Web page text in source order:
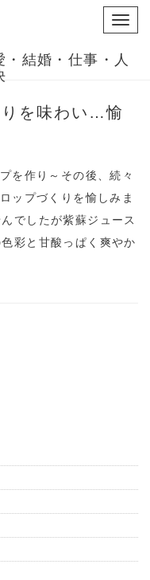
結婚・仕事・人
を味わい…愉
を作り～その後、続々
ップづくりを愉しみま
でしたが紫蘇ジュース
彩と甘酸っぱく爽やか